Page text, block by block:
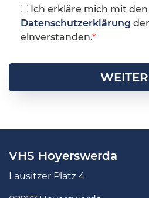
Ich erkläre mich mit den
Datenschutzerklärung
einverstanden.
WEITER
VHS Hoyerswerda
Lausitzer Platz 4